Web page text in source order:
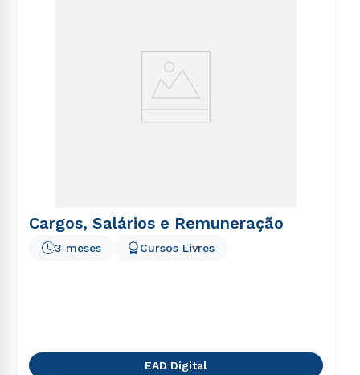
Cargos, Salários e Remuneração
3 meses Cursos Livres
EAD Digital